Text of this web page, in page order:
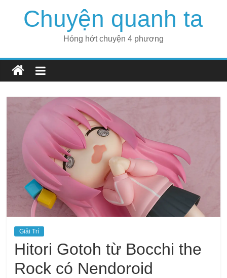
Chuyện quanh ta
Hóng hớt chuyện 4 phương
Giải Trí
Hitori Gotoh từ Bocchi the
Rock có Nendoroid